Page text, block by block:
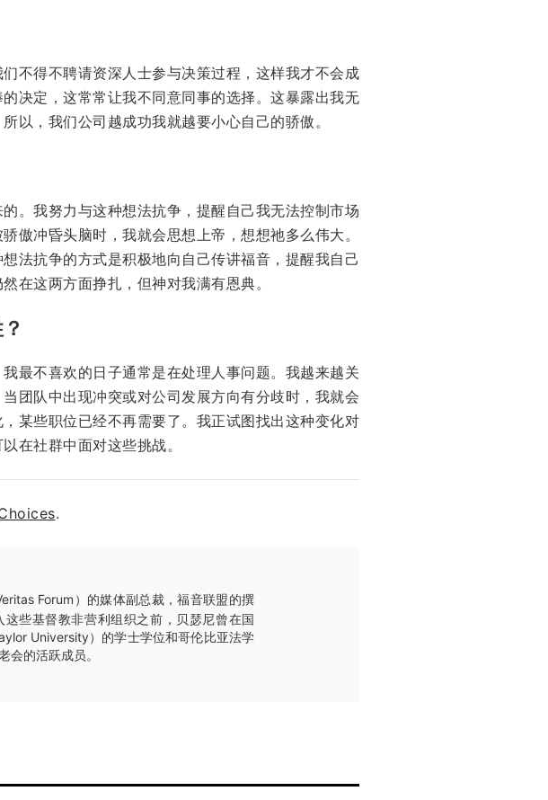
不得不聘请资深人士参与决策过程，这样我才不会成
决定，这常常让我不同意同事的选择。这暴露出我无
以，我们公司越成功我就越要小心自己的骄傲。
。我努力与这种想法抗争，提醒自己我无法控制市场
傲冲昏头脑时，我就会思想上帝，想想祂多么伟大。
法抗争的方式是积极地向自己传讲福音，提醒我自己
这两方面挣扎，但神对我满有恩典。
最不喜欢的日子通常是在处理人事问题。我越来越关
团队中出现冲突或对公司发展方向有分歧时，我就会
某些职位已经不再需要了。我正试图找出这种变化对
在社群中面对这些挑战。
.
Forum）的媒体副总裁，福音联盟的撰
些基督教非营利组织之前，贝瑟尼曾在国
University）的学士学位和哥伦比亚法学
的活跃成员。